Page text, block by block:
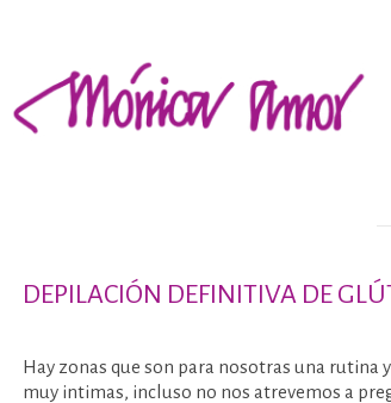
DEPILACIÓN DEFINITIVA DE
Hay zonas que son para nosotras una rutina
muy intimas, incluso no nos atrevemos a